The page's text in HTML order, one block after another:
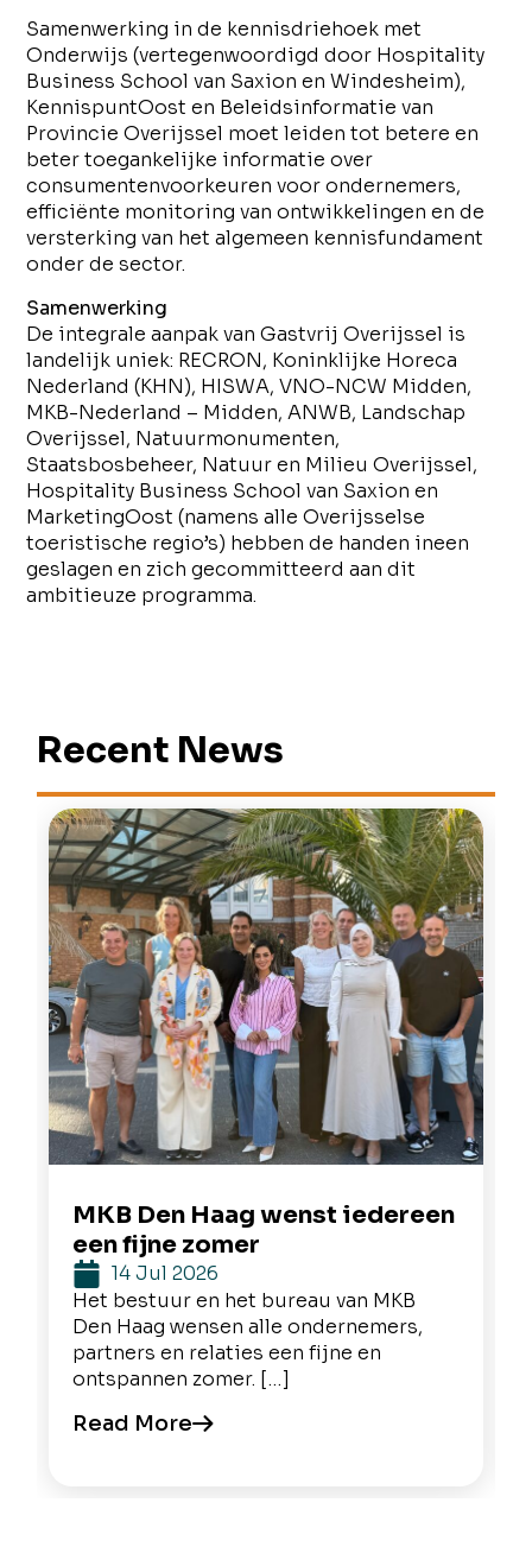
Samenwerking in de kennisdriehoek met
Onderwijs (vertegenwoordigd door Hospitality
Business School van Saxion en Windesheim),
KennispuntOost en Beleidsinformatie van
Provincie Overijssel moet leiden tot betere en
beter toegankelijke informatie over
consumentenvoorkeuren voor ondernemers,
efficiënte monitoring van ontwikkelingen en de
versterking van het algemeen kennisfundament
onder de sector.
Samenwerking
De integrale aanpak van Gastvrij Overijssel is
landelijk uniek: RECRON, Koninklijke Horeca
Nederland (KHN), HISWA, VNO-NCW Midden,
MKB-Nederland – Midden, ANWB, Landschap
Overijssel, Natuurmonumenten,
Staatsbosbeheer, Natuur en Milieu Overijssel,
Hospitality Business School van Saxion en
MarketingOost (namens alle Overijsselse
toeristische regio’s) hebben de handen ineen
geslagen en zich gecommitteerd aan dit
ambitieuze programma.
Recent News
MKB Den Haag wenst iedereen
een fijne zomer
14 Jul 2026
Het bestuur en het bureau van MKB
Den Haag wensen alle ondernemers,
partners en relaties een fijne en
ontspannen zomer. […]
Read More